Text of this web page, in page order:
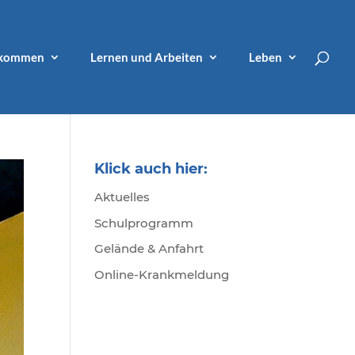
Lernen und Arbeiten Leben
Klick auch hier:
Aktuelles
Schulprogramm
Gelände & Anfahrt
Online-Krankmeldung